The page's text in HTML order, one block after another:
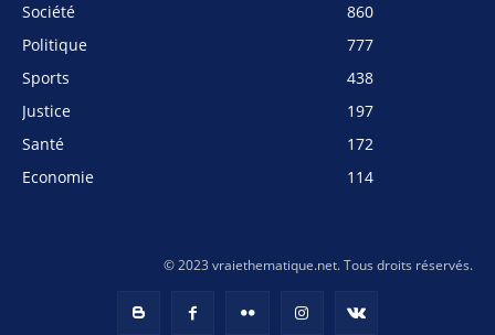
Société
860
Politique
777
Sports
438
Justice
197
Santé
172
Economie
114
© 2023 vraiethematique.net. Tous droits réservés.